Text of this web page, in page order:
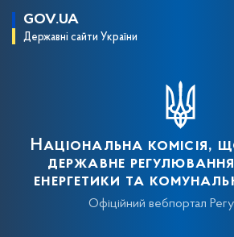
GOV.UA
Державні сайти України
Національна комісія,
державне
енергетики та
Офіційний вебпортал